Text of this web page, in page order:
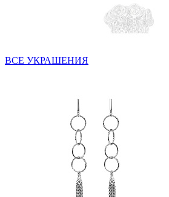
ВСЕ УКРАШЕНИЯ